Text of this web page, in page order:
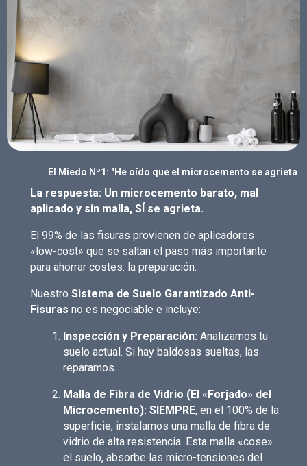
El Miedo Nº1: "He oído que el microcemento se agrieta
La respuesta: Un microcemento barato, mal
aplicado y sin malla, SÍ se agrieta.
El 99% de las fisuras provienen de aplicadores
«low-cost» que se saltan el paso más importante
para ahorrar costes: la preparación.
Nuestro Sistema de Suelo Garantizado Anti-
Fisuras no es negociable e incluye:
Inspección y Preparación: Analizamos tu
suelo actual. Si hay baldosas sueltas, las
reparamos.
Malla de Fibra de Vidrio (El «Forjado» del
Microcemento): SIEMPRE, en el 100% de la
superficie, instalamos una malla de fibra de
vidrio de alta resistencia. Esta malla «cose»
el suelo, absorbe las micro-tensiones del